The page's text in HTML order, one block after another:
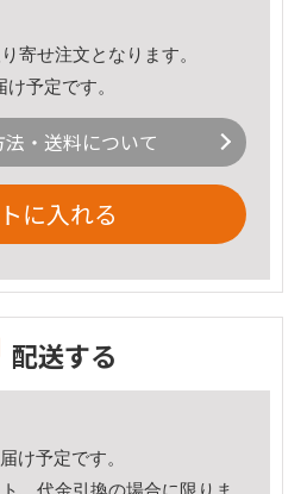
寄せ注文となります。
予定です。
・送料について
に入れる
配送する
け予定です。
、代金引換の場合に限りま